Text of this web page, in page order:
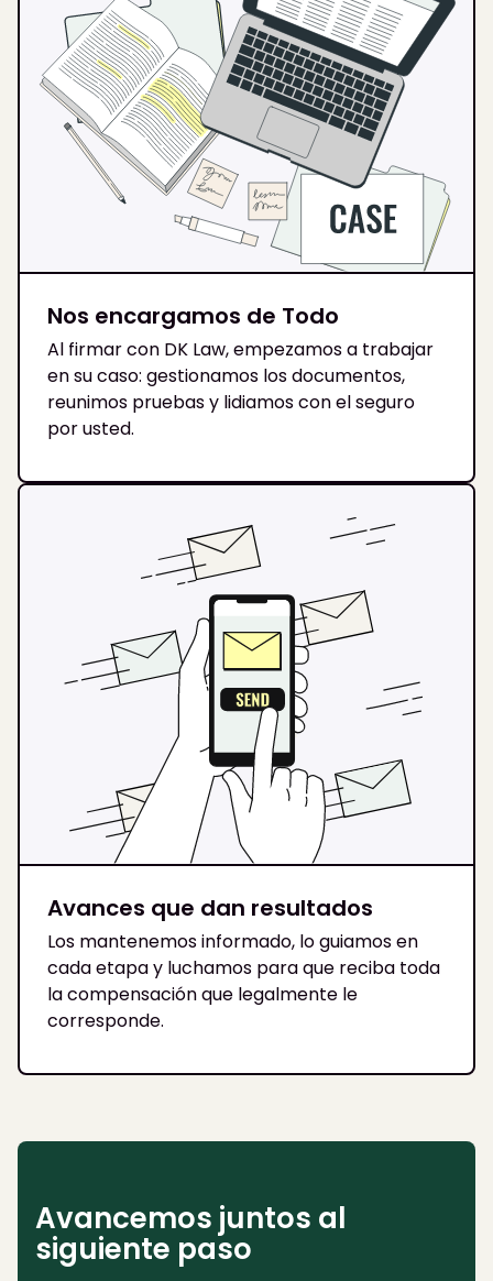
Nos encargamos de Todo
Al firmar con DK Law, empezamos a trabajar
en su caso: gestionamos los documentos,
reunimos pruebas y lidiamos con el seguro
por usted.
Avances que dan resultados
Los mantenemos informado, lo guiamos en
cada etapa y luchamos para que reciba toda
la compensación que legalmente le
corresponde.
Avancemos juntos al
siguiente paso